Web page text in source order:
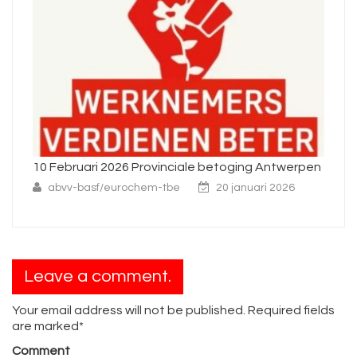
Antwerpen
2026
Interprofessionele algemene staking op
woensdag 26 november
Leave a comment.
Your email address will not be published. Required fields
are marked*
Comment